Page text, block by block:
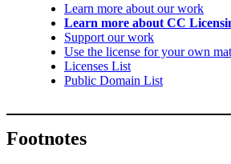
Learn more about our work
Learn more about CC
Support our work
Use the license for your own
Licenses List
Public Domain List
Footnotes